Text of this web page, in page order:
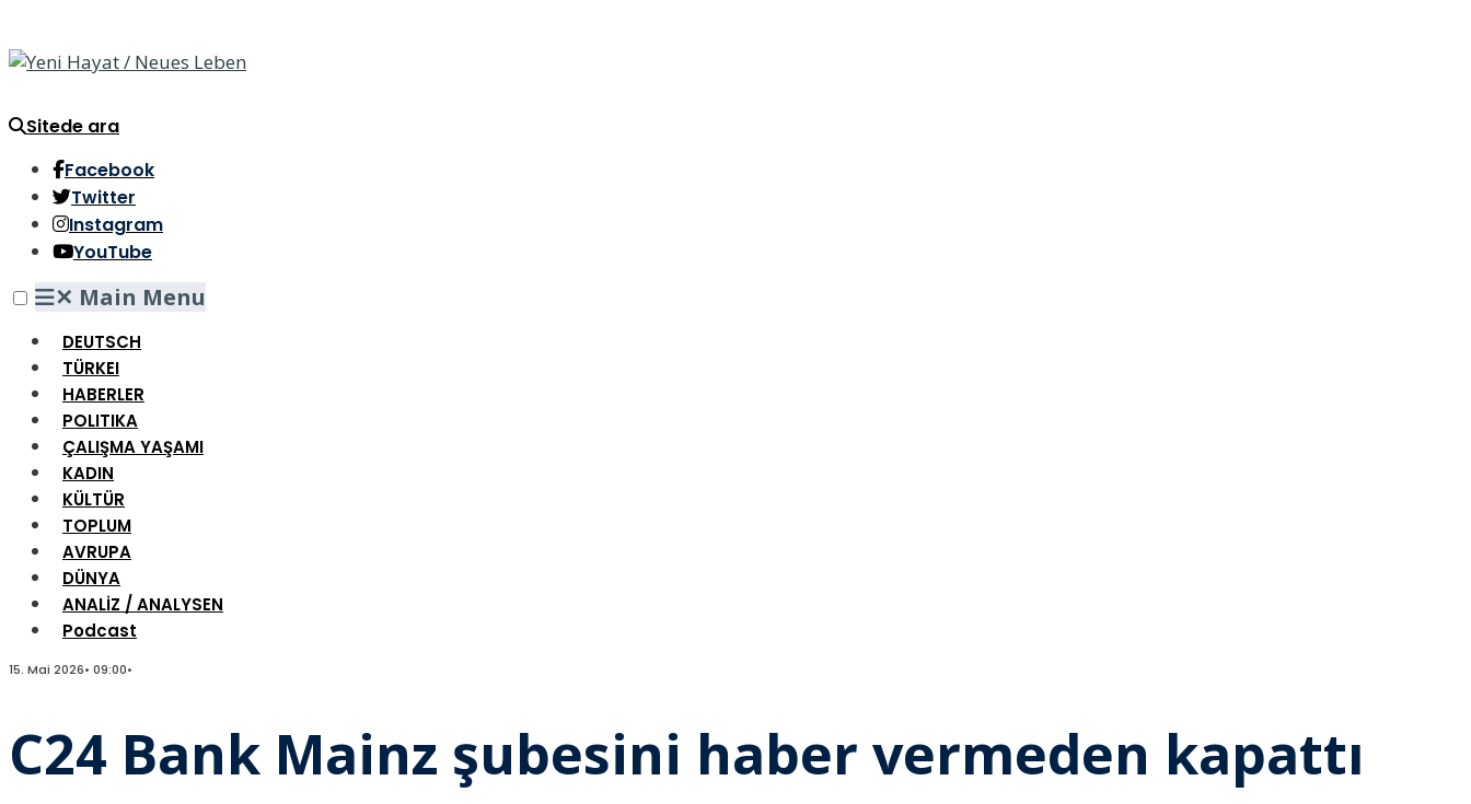
Sitede ara
Facebook
Twitter
Instagram
YouTube
✕ Main Menu
DEUTSCH
TÜRKEI
HABERLER
POLITIKA
ÇALIŞMA YAŞAMI
KADIN
KÜLTÜR
TOPLUM
AVRUPA
DÜNYA
ANALİZ / ANALYSEN
Podcast
15. Mai 2026• 09:00•
C24 Bank Mainz şubesini haber vermeden kapattı